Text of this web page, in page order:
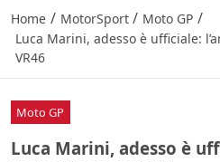
Home / MotorSport / Moto GP /
Luca Marini, adesso è ufficiale:
VR46
Moto GP
Luca Marini, adesso è